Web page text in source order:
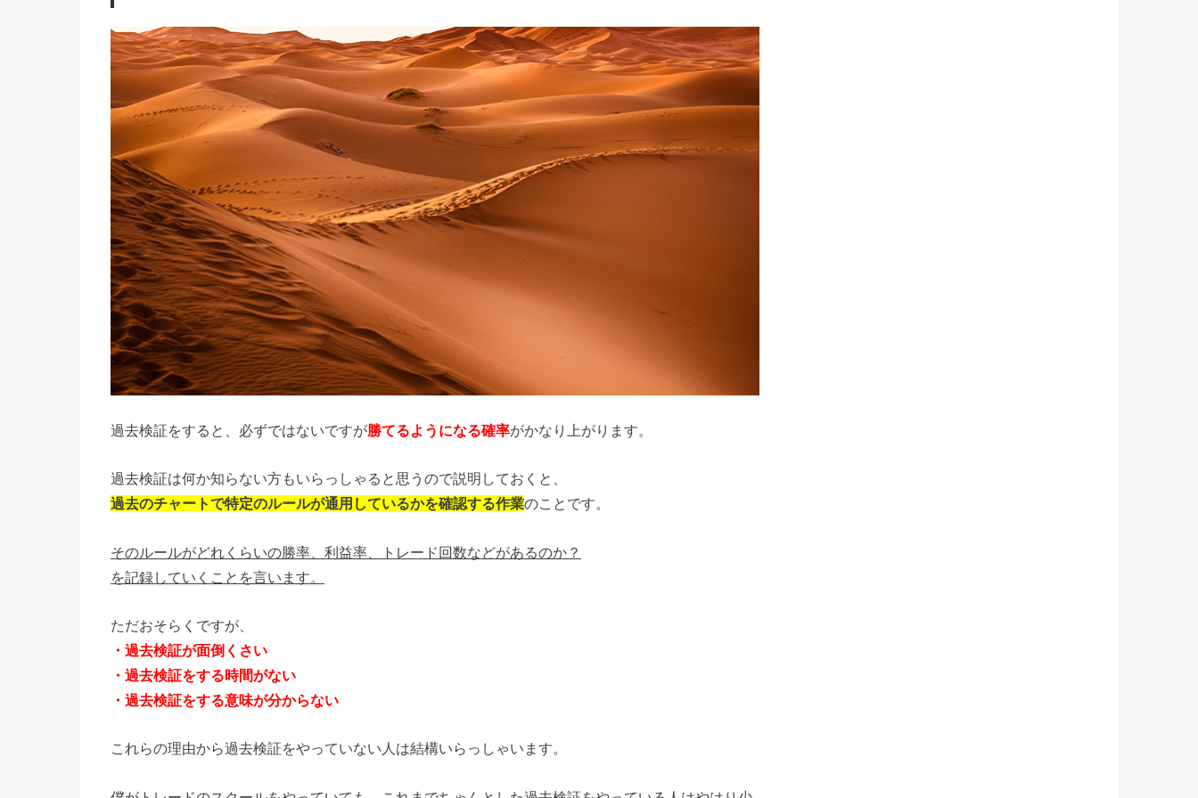
過去検証をすると、必ずではないですが勝てるようになる確率がかなり上がります。
過去検証は何か知らない方もいらっしゃると思うので説明しておくと、
過去のチャートで特定のルールが通用しているかを確認する作業のことです。
そのルールがどれくらいの勝率、利益率、トレード回数などがあるのか？
を記録していくことを言います。
ただおそらくですが、
・過去検証が面倒くさい
・過去検証をする時間がない
・過去検証をする意味が分からない
これらの理由から過去検証をやっていない人は結構いらっしゃいます。